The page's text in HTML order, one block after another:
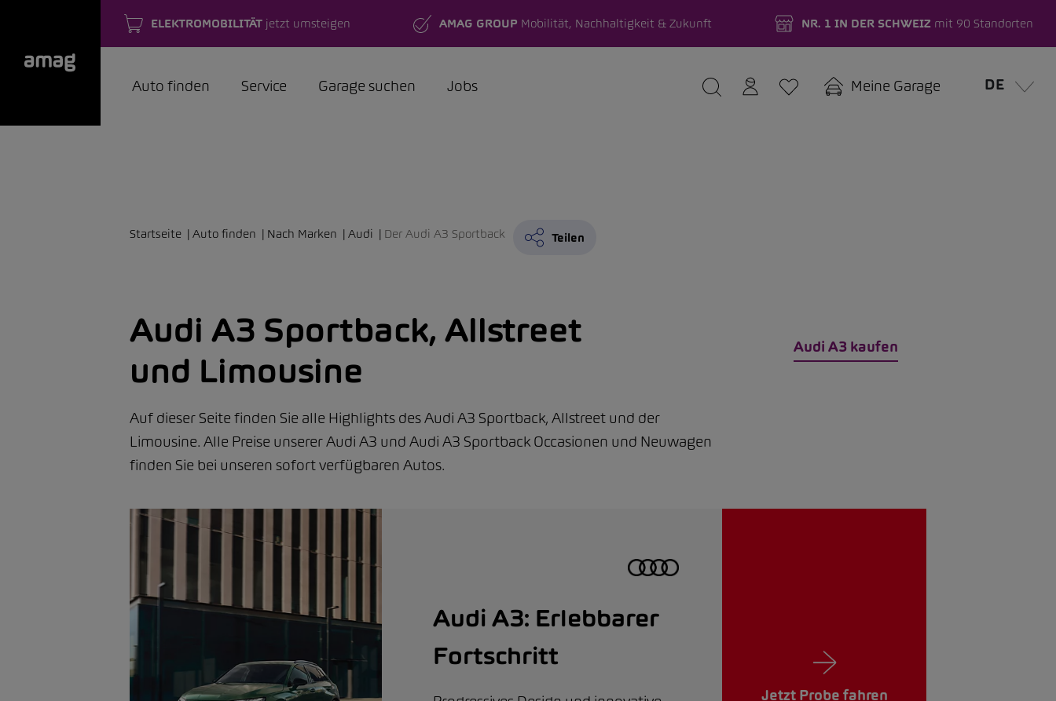
ELEKTROMOBILITÄTjetzt umsteigen AMAG GROUP Mobilität, Nachhaltigkeit & Zukunft NR. 1 IN DER SCHWEIZmit 90 Standorten
Auto finden Service Garage suchen Jobs Meine Garage DE
Startseite Auto finden Nach Marken Audi Der Audi A3 Sportback Teilen
Audi A3 Sportback, Allstreet
und Limousine
Audi A3 kaufen
Auf dieser Seite finden Sie alle Highlights des Audi A3 Sportback, Allstreet und der
Limousine. Alle Preise unserer Audi A3 und Audi A3 Sportback Occasionen und Neuwagen
finden Sie bei unseren sofort verfügbaren Autos.
Audi A3: Erlebbarer
Fortschritt
Jetzt Probe fahren